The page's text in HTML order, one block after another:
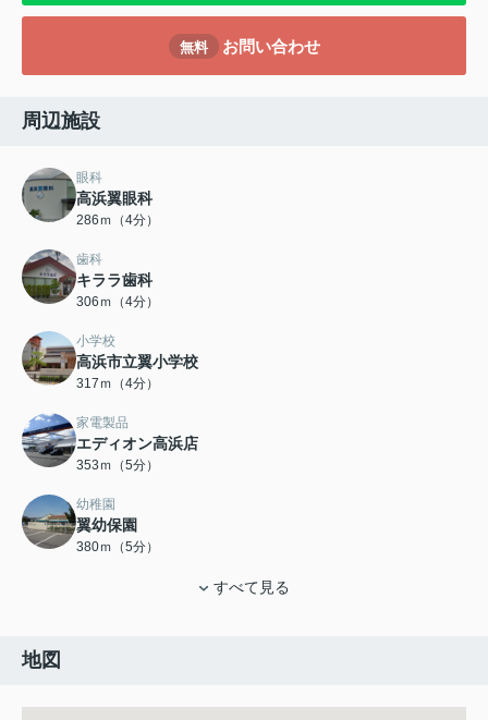
無料 お問い合わせ
周辺施設
眼科
高浜翼眼科
286ｍ（4分）
歯科
キララ歯科
306ｍ（4分）
小学校
高浜市立翼小学校
317ｍ（4分）
家電製品
エディオン高浜店
353ｍ（5分）
幼稚園
翼幼保園
380ｍ（5分）
すべて見る
地図